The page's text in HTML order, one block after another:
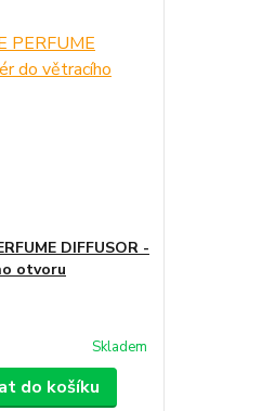
DIFFUSOR -
otvoru
Skladem
do košíku